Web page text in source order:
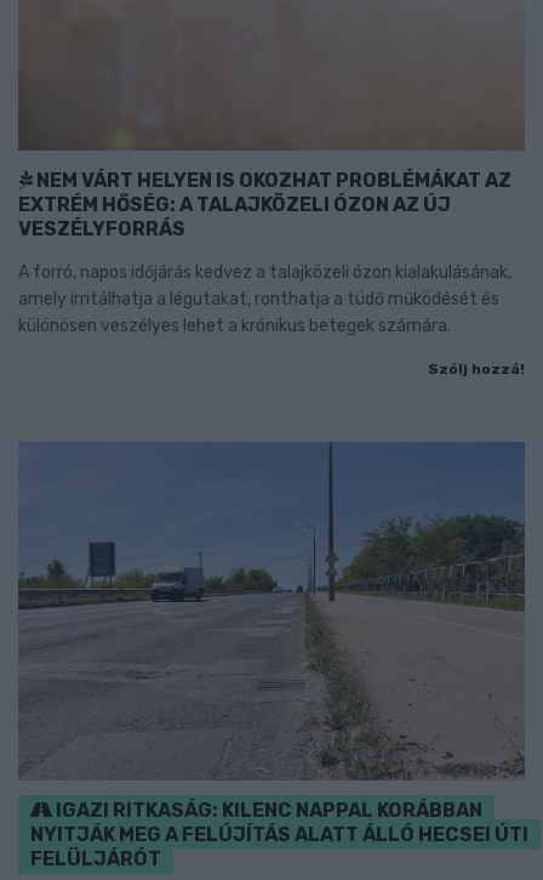
NEM VÁRT HELYEN IS OKOZHAT PROBLÉMÁKAT AZ
EXTRÉM HŐSÉG: A TALAJKÖZELI ÓZON AZ ÚJ
VESZÉLYFORRÁS
A forró, napos időjárás kedvez a talajközeli ózon kialakulásának,
amely irritálhatja a légutakat, ronthatja a tüdő működését és
különösen veszélyes lehet a krónikus betegek számára.
Szólj hozzá!
IGAZI RITKASÁG: KILENC NAPPAL KORÁBBAN
NYITJÁK MEG A FELÚJÍTÁS ALATT ÁLLÓ HECSEI ÚTI
FELÜLJÁRÓT